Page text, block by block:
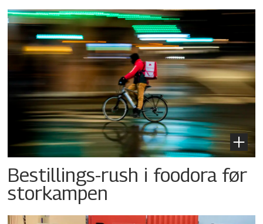
Bestillings-rush i foodora før
storkampen